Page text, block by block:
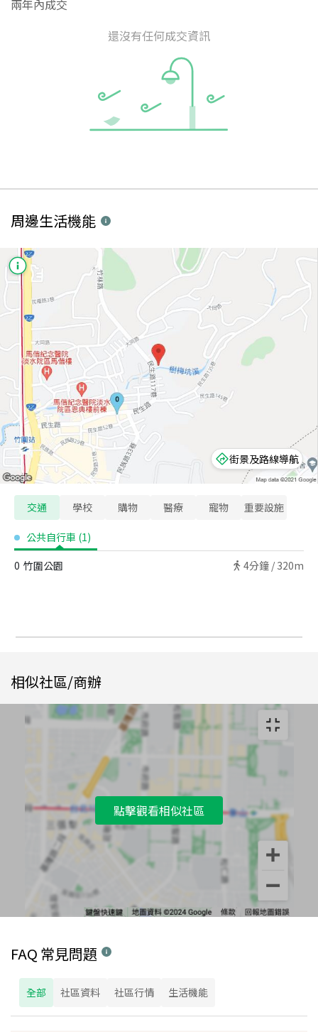
兩年內成交
還沒有任何成交資訊
周邊生活機能
街景及路線導航
交通 學校 購物 醫療 寵物 重要設施
公共自行車 (1)
0 竹圍公園 4分鐘 / 320m
相似社區/商辦
點擊觀看相似社區
FAQ 常見問題
全部 社區資料 社區行情 生活機能